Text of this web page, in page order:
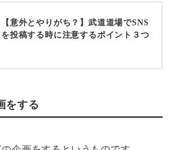
【意外とやりがち？】武道道場でSNS
を投稿する時に注意するポイント３つ
をする